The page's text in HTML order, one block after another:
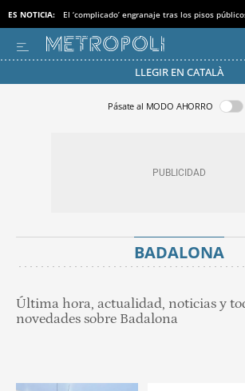
ES NOTICIA: El ‘complicado’ engranaje tras los pisos
LLEGIR EN CATALÀ
Pásate al MODO AHORRO
BADALONA
Última hora, actualidad, noticias y
novedades sobre Badalona